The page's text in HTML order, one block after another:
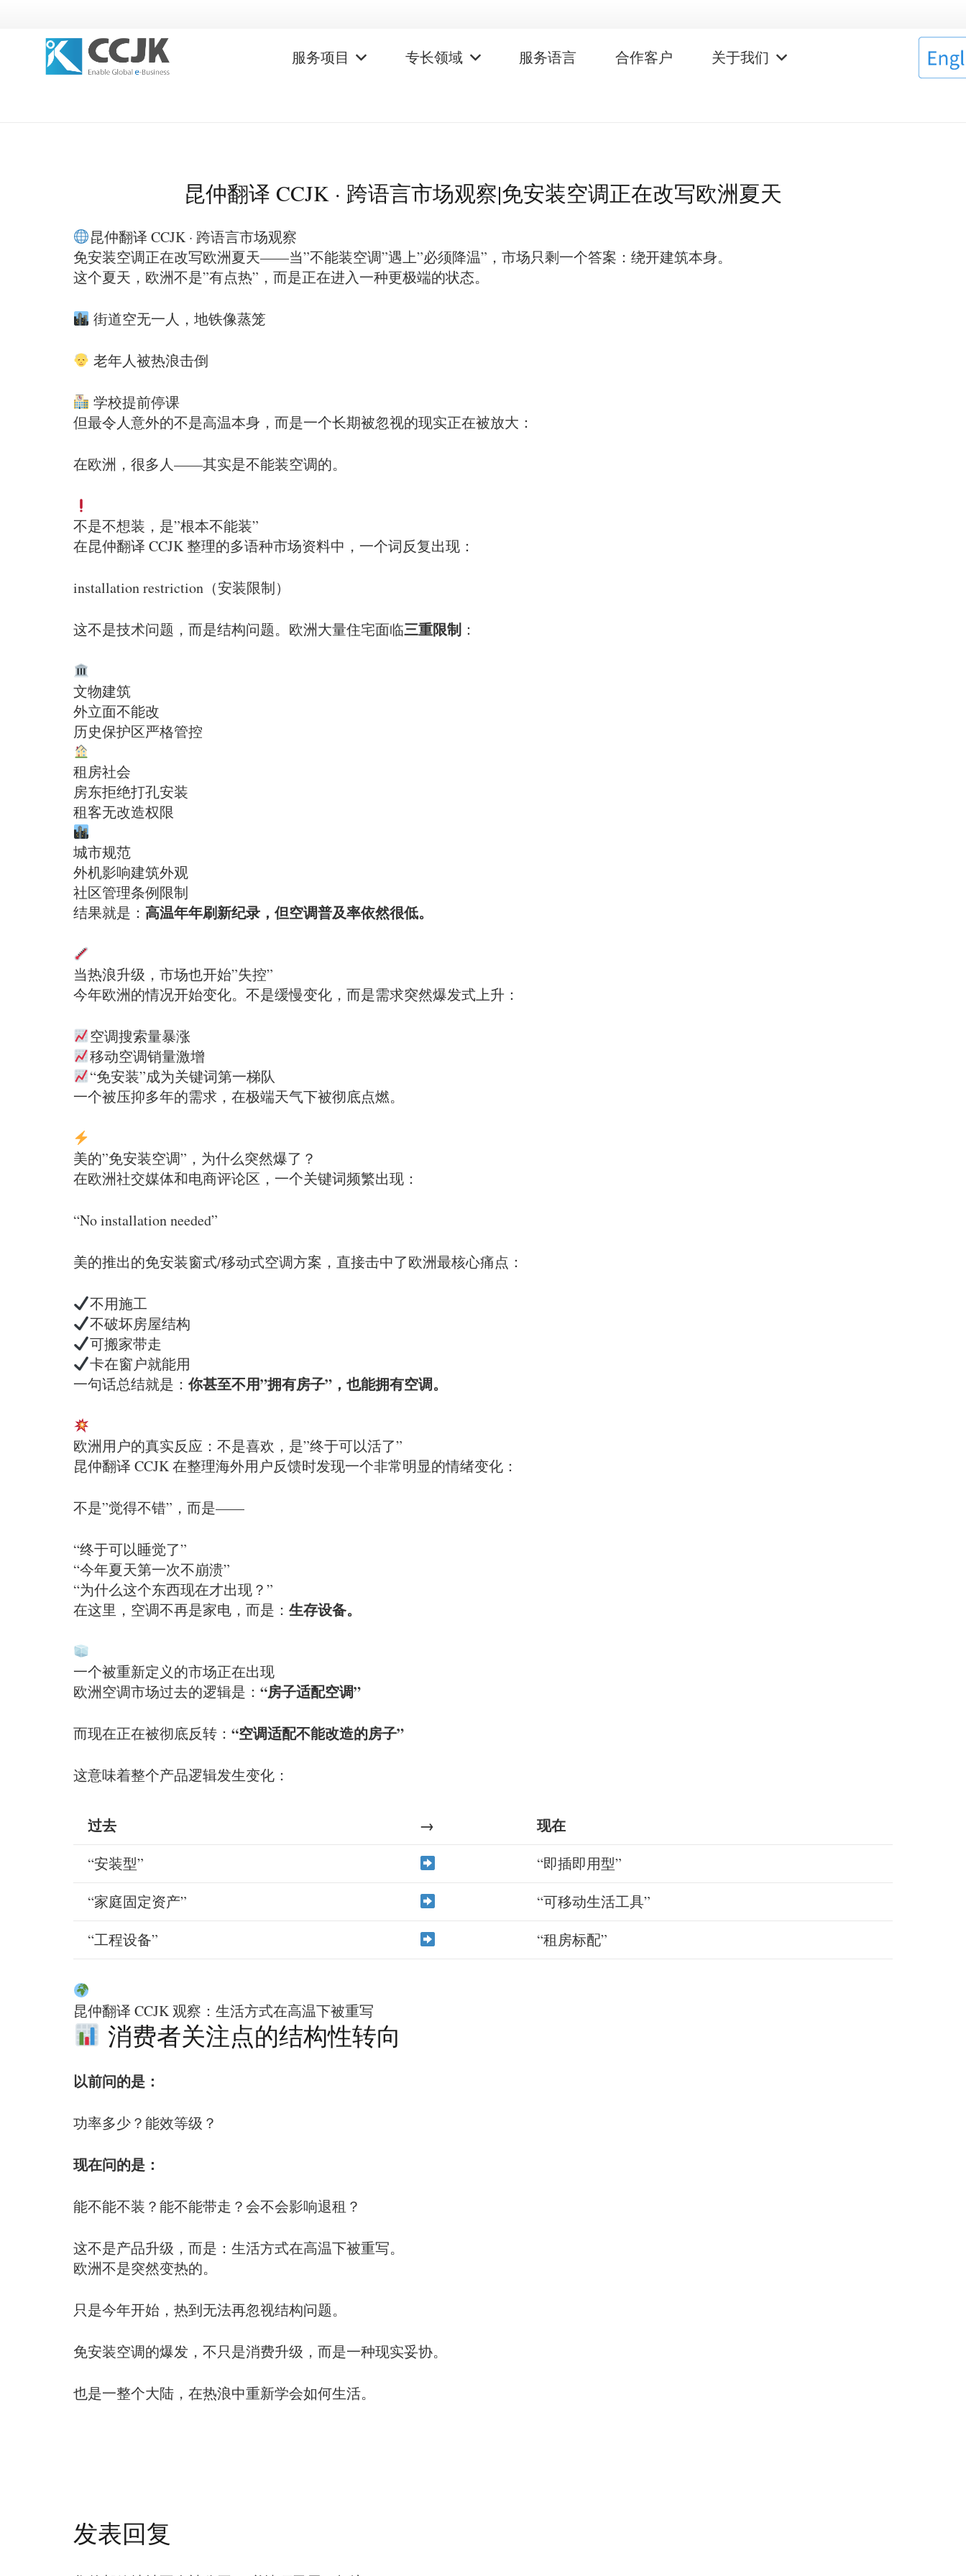
服务项目 专长领域 服务语言 合作客户 关于我们
昆仲翻译 CCJK · 跨语言市场观察|免安装空调正在改写欧洲夏天
昆仲翻译 CCJK · 跨语言市场观察
免安装空调正在改写欧洲夏天——当”不能装空调”遇上”必须降温”，市场只剩一个答案：绕开建筑本身。
这个夏天，欧洲不是”有点热”，而是正在进入一种更极端的状态。
街道空无一人，地铁像蒸笼
老年人被热浪击倒
学校提前停课
但最令人意外的不是高温本身，而是一个长期被忽视的现实正在被放大：
在欧洲，很多人——其实是不能装空调的。
不是不想装，是”根本不能装”
在昆仲翻译 CCJK 整理的多语种市场资料中，一个词反复出现：
installation restriction（安装限制）
这不是技术问题，而是结构问题。欧洲大量住宅面临三重限制 ：
文物建筑
外立面不能改
历史保护区严格管控
租房社会
房东拒绝打孔安装
租客无改造权限
城市规范
外机影响建筑外观
社区管理条例限制
结果就是： 高温年年刷新纪录，但空调普及率依然很低。
当热浪升级，市场也开始”失控”
今年欧洲的情况开始变化。不是缓慢变化，而是需求突然爆发式上升：
空调搜索量暴涨
移动空调销量激增
“免安装”成为关键词第一梯队
一个被压抑多年的需求，在极端天气下被彻底点燃。
美的”免安装空调”，为什么突然爆了？
在欧洲社交媒体和电商评论区，一个关键词频繁出现：
“No installation needed”
美的推出的免安装窗式/移动式空调方案，直接击中了欧洲最核心痛点：
不用施工
不破坏房屋结构
可搬家带走
卡在窗户就能用
一句话总结就是：你甚至不用”拥有房子”，也能拥有空调。
欧洲用户的真实反应：不是喜欢，是”终于可以活了”
昆仲翻译 CCJK 在整理海外用户反馈时发现一个非常明显的情绪变化：
不是”觉得不错”，而是——
“终于可以睡觉了”
“今年夏天第一次不崩溃”
“为什么这个东西现在才出现？”
在这里，空调不再是家电，而是： 生存设备。
一个被重新定义的市场正在出现
欧洲空调市场过去的逻辑是： “房子适配空调”
而现在正在被彻底反转： “空调适配不能改造的房子”
这意味着整个产品逻辑发生变化：
过去 → 现在
“安装型”
“即插即用型”
“家庭固定资产”
“可移动生活工具”
“工程设备”
“租房标配”
昆仲翻译 CCJK 观察：生活方式在高温下被重写
消费者关注点的结构性转向
以前问的是：
功率多少？能效等级？
现在问的是：
能不能不装？能不能带走？会不会影响退租？
这不是产品升级，而是：生活方式在高温下被重写。
欧洲不是突然变热的。
只是今年开始，热到无法再忽视结构问题。
免安装空调的爆发，不只是消费升级，而是一种现实妥协。
也是一整个大陆，在热浪中重新学会如何生活。
发表回复